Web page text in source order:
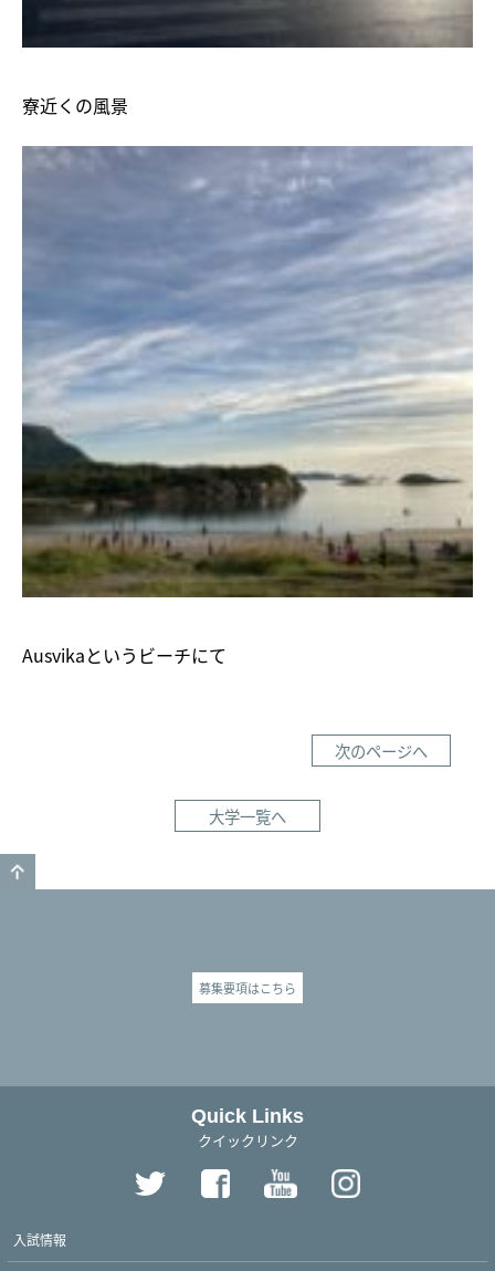
寮近くの風景
Ausvikaというビーチにて
次のページへ
大学一覧へ
募集要項はこちら
Quick Links
クイックリンク
入試情報